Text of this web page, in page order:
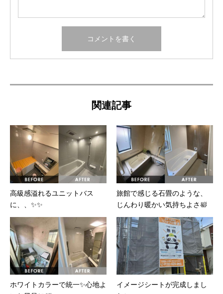
関連記事
高級感溢れるユニットバス
に、、✨✨
旅館で感じる石畳のような、
じんわり暖かい気持ちよさ🛀
ホワイトカラーで統一✨心地よ
イメージシートが完成しまし